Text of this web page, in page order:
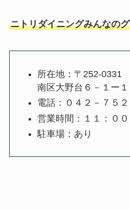
ニトリダイニングみんなの
所在地：〒252-0331
南区大野台６－１ー
電話：０４２－７５
営業時間：１１：０
駐車場：あり